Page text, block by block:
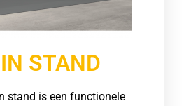
STAND
stand is een functionele